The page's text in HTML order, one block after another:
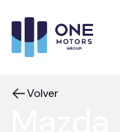
Volver